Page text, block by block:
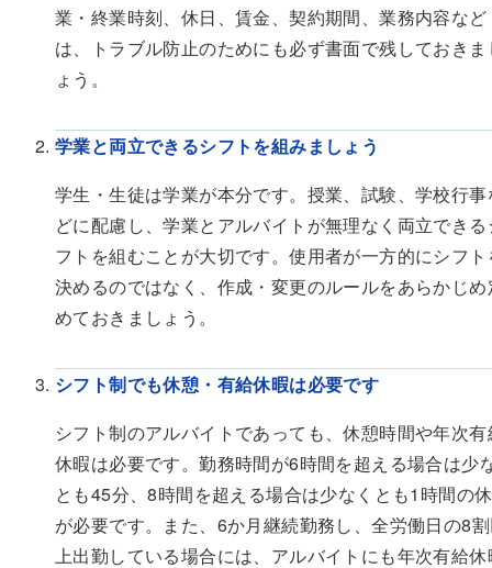
業・終業時刻、休日、賃金、契約期間、業務内容など
は、トラブル防止のためにも必ず書面で残しておきま
ょう。
学業と両立できるシフトを組みましょう
学生・生徒は学業が本分です。授業、試験、学校行事
どに配慮し、学業とアルバイトが無理なく両立できる
フトを組むことが大切です。使用者が一方的にシフト
決めるのではなく、作成・変更のルールをあらかじめ
めておきましょう。
シフト制でも休憩・有給休暇は必要です
シフト制のアルバイトであっても、休憩時間や年次有
休暇は必要です。勤務時間が6時間を超える場合は少
とも45分、8時間を超える場合は少なくとも1時間の
が必要です。また、6か月継続勤務し、全労働日の8
上出勤している場合には、アルバイトにも年次有給休